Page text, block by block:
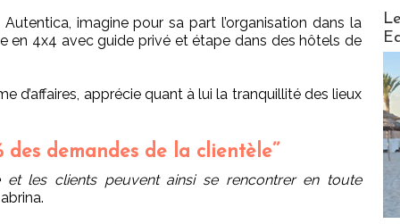
imagine pour sa part l’organisation dans la
en 4x4 avec guide privé et étape dans des hôtels de
d’affaires, apprécie quant à lui la tranquillité des lieux
des demandes de la clientèle’’
les clients peuvent ainsi se rencontrer en toute